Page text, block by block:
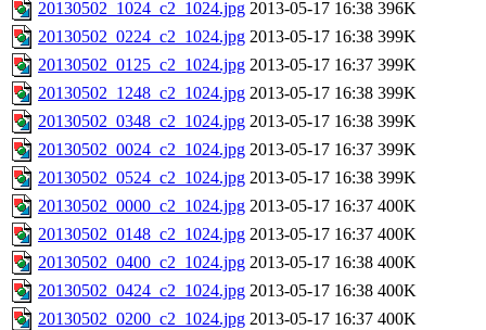
20130502_1024_c2_1024.jpg 2013-05-17 16:38 396K
20130502_0224_c2_1024.jpg 2013-05-17 16:38 399K
20130502_0125_c2_1024.jpg 2013-05-17 16:37 399K
20130502_1248_c2_1024.jpg 2013-05-17 16:38 399K
20130502_0348_c2_1024.jpg 2013-05-17 16:38 399K
20130502_0024_c2_1024.jpg 2013-05-17 16:37 399K
20130502_0524_c2_1024.jpg 2013-05-17 16:38 399K
20130502_0000_c2_1024.jpg 2013-05-17 16:37 400K
20130502_0148_c2_1024.jpg 2013-05-17 16:37 400K
20130502_0400_c2_1024.jpg 2013-05-17 16:38 400K
20130502_0424_c2_1024.jpg 2013-05-17 16:38 400K
20130502_0200_c2_1024.jpg 2013-05-17 16:37 400K